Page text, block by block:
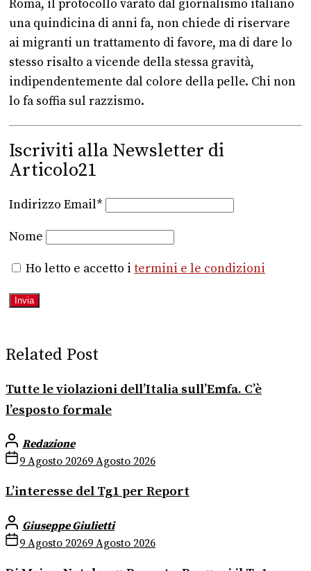
Roma, il protocollo varato dal giornalismo italiano
una quindicina di anni fa, non chiede di riservare
ai migranti un trattamento di favore, ma di dare lo
stesso risalto a vicende della stessa gravità,
indipendentemente dal colore della pelle. Chi non
lo fa soffia sul razzismo.
Iscriviti alla Newsletter di
Articolo21
Indirizzo Email*
Nome
Ho letto e accetto i termini e le condizioni
Related Post
Tutte le violazioni dell’Italia sull’Emfa. C’è
l’esposto formale
Redazione
9 Agosto 20269 Agosto 2026
L’interesse del Tg1 per Report
Giuseppe Giulietti
9 Agosto 20269 Agosto 2026